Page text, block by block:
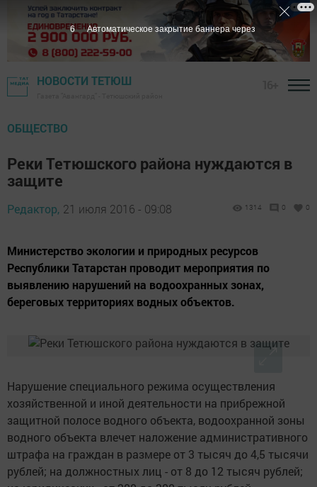
НОВОСТИ ТЕТЮШ
ОБЩЕСТВО
Реки Тетюшского района нуждаются в
защите
Редактор, 21 июля 2016 - 09:08 1314 0 0
Министерство экологии и природных ресурсов
Республики Татарстан проводит мероприятия по
выявлению нарушений на водоохранных зонах,
береговых территориях водных объектов.
Нарушение специального режима осуществления
хозяйственной и иной деятельности на прибрежной
защитной полосе водного объекта, водоохранной зоны
водного объекта влечет наложение административного
штрафа на граждан в размере от 3 тысяч до 4,5 тысячи
рублей; на должностных лиц - от 8 до 12 тысяч рублей;
5 Автоматическое закрытие баннера через